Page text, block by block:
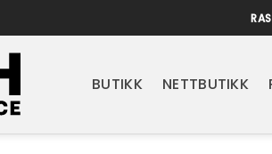
BUTIKK NETTBUTIKK